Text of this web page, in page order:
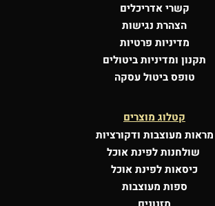
קשרי אדריכלים
הצהרת נגישות
מדיניות פרטיות
תקנון ומדיניות ביטולים
טופס ביטול עסקה
קטלוג מוצרים
מראות מעוצבות ודקורציות
שולחנות לפינת אוכל
כיסאות לפינת אוכל
ספות מעוצבות